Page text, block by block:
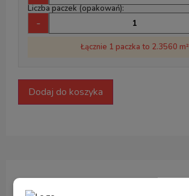
Liczba paczek (opakowań):
-
Łącznie 1 paczka to 2.3560 m²
Dodaj do koszyka